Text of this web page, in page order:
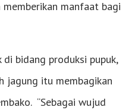
manfaat bagi
di bidang produksi pupuk,
jagung itu membagikan
“Sebagai wujud